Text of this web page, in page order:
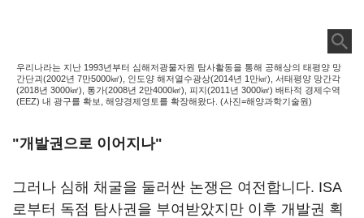
우리나라는 지난 1993년부터 심해저광물자원 탐사활동을 통해 공해상의 태평양 망
간단괴(2002년 7만5000㎢), 인도양 해저열수광상(2014년 1만㎢), 서태평양 망간각
(2018년 3000㎢), 통가(2008년 2만4000㎢), 피지(2011년 3000㎢) 배타적 경제수역
(EEZ) 내 광구를 확보, 해양경제영토를 확장해왔다. (사진=해양과학기술원)
"개발권으로 이어지나"
그러나 심해 채굴을 둘러싼 논쟁은 여전합니다. ISA
로부터 독점 탐사권을 부여받았지만 이후 개발권 획